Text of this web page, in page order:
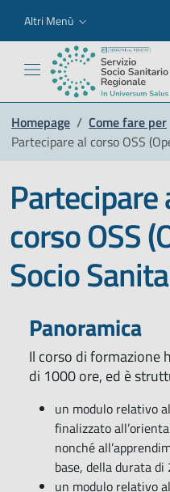
Altri Menù
Homepage / Come fare per
Partecipare al corso OSS
Partecipare
corso OSS
Socio
Panoramica
Il corso di formazione
di 1000 ore, ed è
un modulo relativo
finalizzato
nonché
base, della durata
un modulo relativo